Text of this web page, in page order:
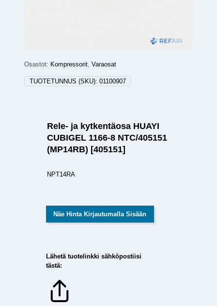
Osastot: Kompressorit, Varaosat
TUOTETUNNUS (SKU): 01100907
Rele- ja kytkentäosa HUAYI
CUBIGEL 1166-8 NTC/405151
(MP14RB) [405151]
NPT14RA
Näe Hinta Kirjautumalla Sisään
Lähetä tuotelinkki sähköpostiisi
tästä: